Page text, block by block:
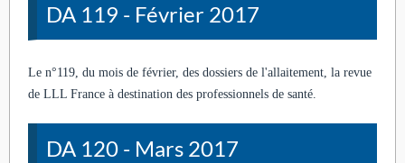
DA 119 - Février 2017
Le n°119, du mois de février, des dossiers de l'allaitement, la revue
de LLL France à destination des professionnels de santé.
DA 120 - Mars 2017